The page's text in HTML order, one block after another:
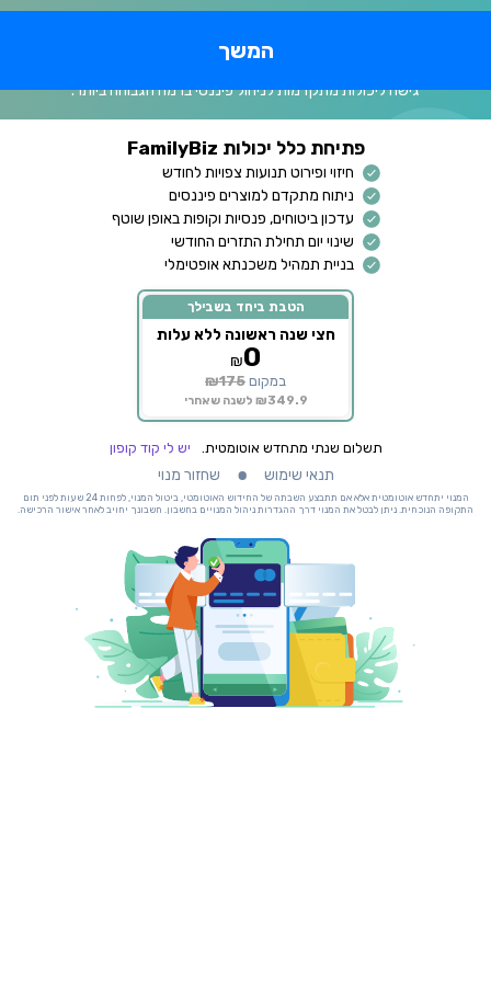
שדרוג לחשבון פרימיום
גישה ליכולות מתקדמות לניהול פיננסי ברמה הגבוהה ביותר.
פתיחת כלל יכולות FamilyBiz
חיזוי ופירוט תנועות צפויות לחודש
ניתוח מתקדם למוצרים פיננסים
עדכון ביטוחים, פנסיות וקופות באופן שוטף
שינוי יום תחילת התזרים החודשי
בניית תמהיל משכנתא אופטימלי
הטבת ביחד בשבילך
חצי שנה ראשונה ללא עלות
₪0
במקום ₪175
₪349.9 לשנה שאחרי
תשלום שנתי מתחדש אוטומטית. יש לי קוד קופון
תנאי שימוש שחזור מנוי
המנוי יתחדש אוטומטית אלא אם תתבצע השבתה של החידוש האוטומטי, ביטול המנוי, לפחות 24 שעות לפני תום
התקופה הנוכחית. ניתן לבטל את המנוי דרך ההגדרות ניהול המנויים בחשבון. חשבונך יחויב לאחר אישור הרכישה.
המשך